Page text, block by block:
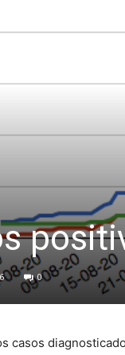
0
casos